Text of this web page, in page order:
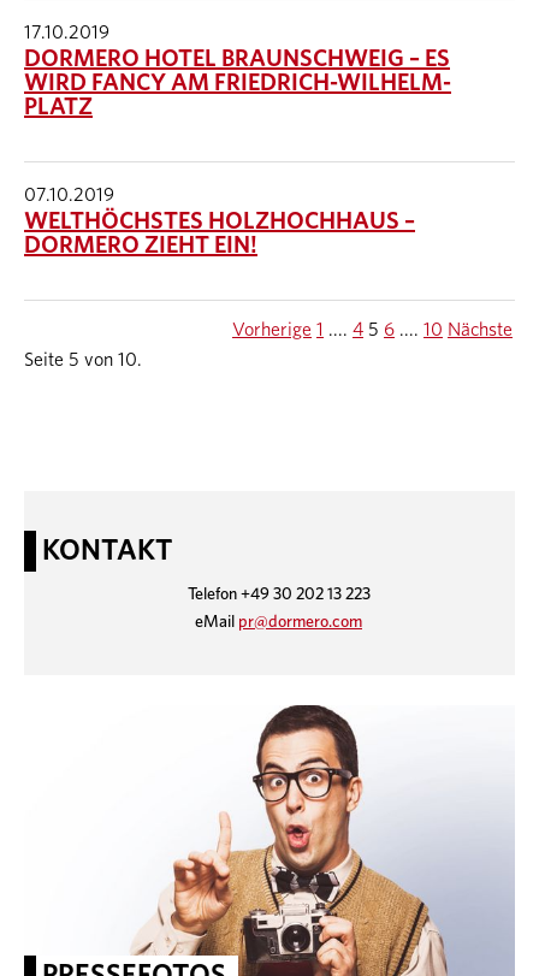
17.10.2019
DORMERO HOTEL BRAUNSCHWEIG – ES
WIRD FANCY AM FRIEDRICH-WILHELM-
PLATZ
07.10.2019
WELTHÖCHSTES HOLZHOCHHAUS –
DORMERO ZIEHT EIN!
Seite 5 von 10.
Vorherige 1 .... 4 5 6 .... 10 Nächste
KONTAKT
Telefon +49 30 202 13 223
eMail pr@dormero.com